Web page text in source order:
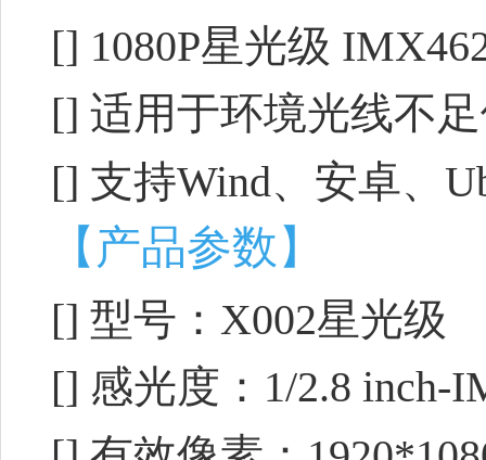
[] 1080P星光级
[] 适用于环境光线不
[] 支持Wind、安卓、
【产品参数】
[] 型号：X002星光级
[] 感光度：1/2.8 inch-